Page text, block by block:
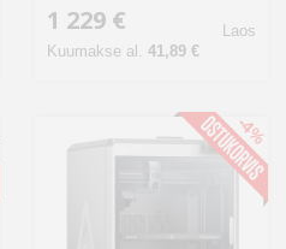
1 229 €
Kuumakse al. 41,89 €
Laos
-4%